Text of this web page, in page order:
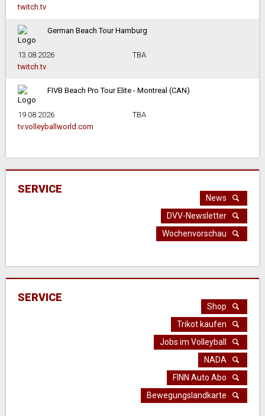
twitch.tv
German Beach Tour Hamburg
13.08.2026
TBA
twitch.tv
FIVB Beach Pro Tour Elite - Montreal (CAN)
19.08.2026
TBA
tv.volleyballworld.com
SERVICE
News
DVV-Newsletter
Wochenvorschau
SERVICE
Shop
Trikot kaufen
Jobs im Volleyball
NADA
FINN Auto Abo
Bewegungslandkarte